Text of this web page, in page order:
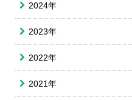
2024年
2023年
2022年
2021年